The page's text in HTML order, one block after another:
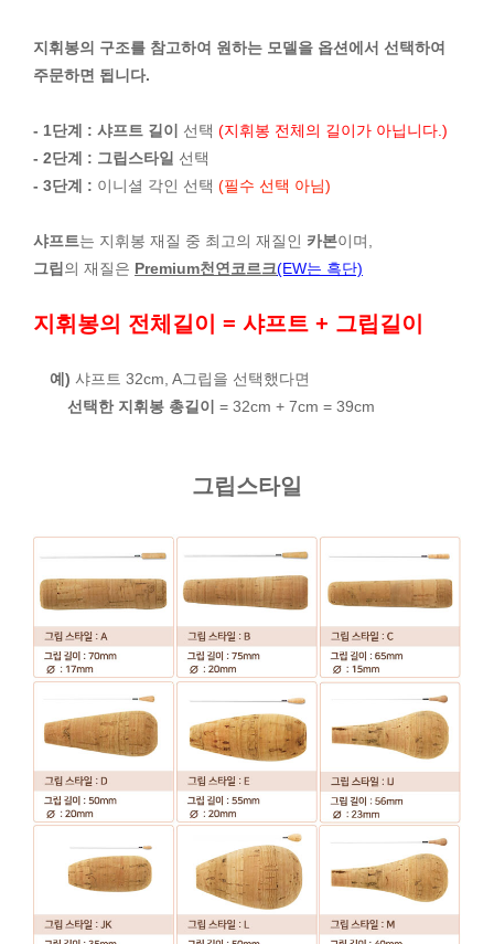
지휘봉의 구조를 참고하여 원하는 모델을 옵션에서 선택하여
주문하면 됩니다.
- 1단계 : 샤프트 길이 선택 (지휘봉 전체의 길이가 아닙니다.)
- 2단계 : 그립스타일 선택
- 3단계 : 이니셜 각인 선택 (필수 선택 아님)
샤프트는 지휘봉 재질 중 최고의 재질인 카본이며,
그립 의 재질은 Premium천연코르크(EW는 흑단)
지휘봉의 전체길이 = 샤프트 + 그립길이
예) 샤프트 32cm, A그립을 선택했다면
선택한 지휘봉 총길이 = 32cm + 7cm = 39cm
그립스타일